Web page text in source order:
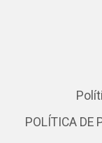
POLÍTICA DE